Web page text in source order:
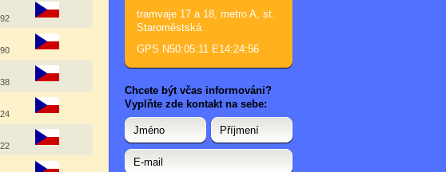
tramvaje 17 a 18, metro A, st.
Staroměstská
GPS N50:05:11 E14:24:56
Chcete být včas informováni?
Vyplňte zde kontakt na sebe: